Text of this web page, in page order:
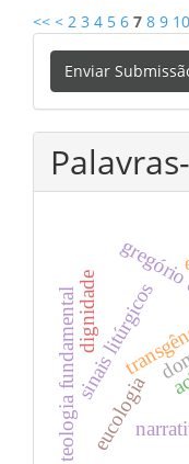
<< < 2 3 4 5 6 7 8 9 10
Enviar
Enviar
sinais litúrgicos
eucologia
teologia fundamentaldignidade